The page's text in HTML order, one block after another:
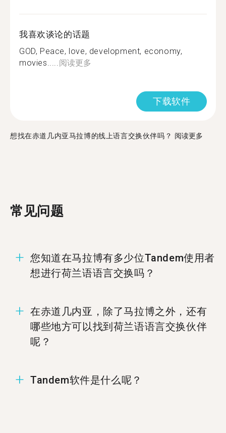
我喜欢谈论的话题
GOD, Peace, love, development, economy,
movies.....阅读更多
下载软件
想找在赤道几内亚马拉博的线上语言交换伙伴吗？ 阅读更多
常见问题
您知道在马拉博有多少位Tandem使用者
想进行荷兰语语言交换吗？
在赤道几内亚，除了马拉博之外，还有
哪些地方可以找到荷兰语语言交换伙伴
呢？
%%randomCity%%，和%%randomCity%%找到荷
Tandem软件是什么呢？